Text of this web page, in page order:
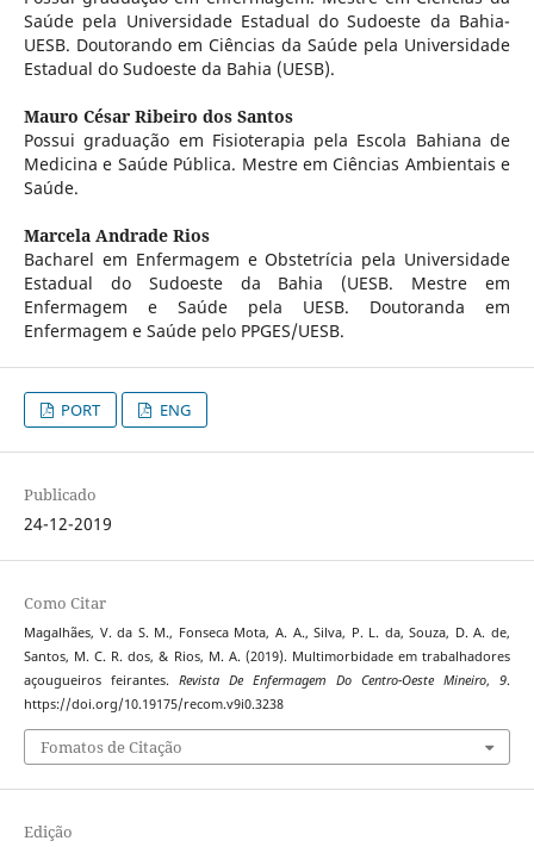
Saúde pela Universidade Estadual do Sudoeste da Bahia-
UESB. Doutorando em Ciências da Saúde pela Universidade
Estadual do Sudoeste da Bahia (UESB).
Mauro César Ribeiro dos Santos
Possui graduação em Fisioterapia pela Escola Bahiana de
Medicina e Saúde Pública. Mestre em Ciências Ambientais e
Saúde.
Marcela Andrade Rios
Bacharel em Enfermagem e Obstetrícia pela Universidade
Estadual do Sudoeste da Bahia (UESB. Mestre em
Enfermagem e Saúde pela UESB. Doutoranda em
Enfermagem e Saúde pelo PPGES/UESB.
PORT ENG
Publicado
24-12-2019
Como Citar
Magalhães, V. da S. M., Fonseca Mota, A. A., Silva, P. L. da, Souza, D. A. de,
Santos, M. C. R. dos, & Rios, M. A. (2019). Multimorbidade em trabalhadores
açougueiros feirantes. Revista De Enfermagem Do Centro-Oeste Mineiro,9.
https://doi.org/10.19175/recom.v9i0.3238
Fomatos de Citação
Edição